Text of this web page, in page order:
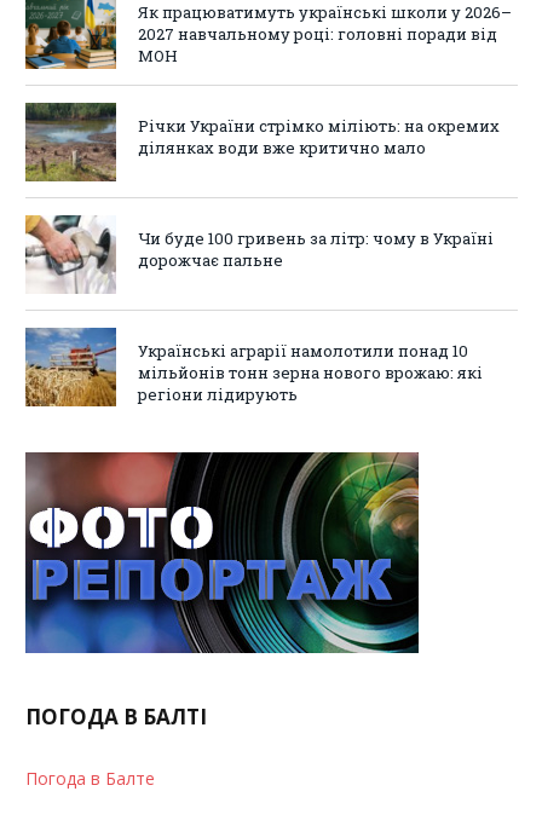
Як працюватимуть українські школи у 2026–
2027 навчальному році: головні поради від
МОН
Річки України стрімко міліють: на окремих
ділянках води вже критично мало
Чи буде 100 гривень за літр: чому в Україні
дорожчає пальне
Українські аграрії намолотили понад 10
мільйонів тонн зерна нового врожаю: які
регіони лідирують
ПОГОДА В БАЛТІ
Погода в Балте